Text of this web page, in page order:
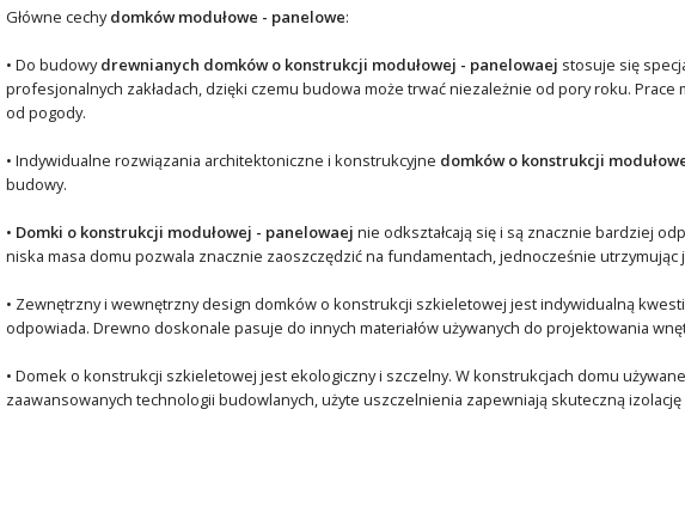
Główne cechydomków modułowe - panelowe:
• Do budowydrewnianych domków o konstrukcji modułowej - panelowaej stosuje się
profesjonalnych zakładach, dzięki czemu budowa może trwać niezależnie od pory roku.
od pogody.
• Indywidualne rozwiązania architektoniczne i konstrukcyjne domków o konstrukcji
budowy.
• Domki o konstrukcji modułowej - panelowaej nie odkształcają się i są znacznie bardziej
niska masa domu pozwala znacznie zaoszczędzić na fundamentach, jednocześnie utrzymując
• Zewnętrzny i wewnętrzny design domków o konstrukcji szkieletowej jest indywidualną
odpowiada. Drewno doskonale pasuje do innych materiałów używanych do projektowania
• Domek o konstrukcji szkieletowej jest ekologiczny i szczelny. W konstrukcjach domu
zaawansowanych technologii budowlanych, użyte uszczelnienia zapewniają skuteczną